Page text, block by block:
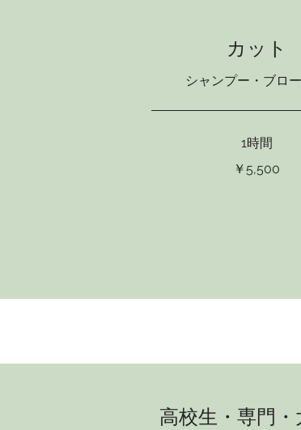
カット
シャンプー・ブロ
1時間
￥5,500
高校生・専門・